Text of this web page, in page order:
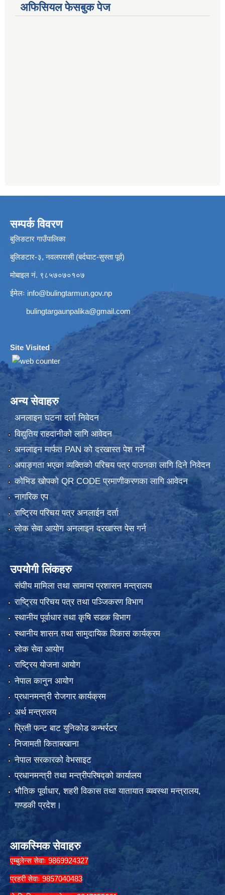
अफिसियल फेसबुक पेज
सम्पर्क विवरण
बुलिङटार गाउँपालिका
बुलिङटार-३, नवलपरासी (बर्दघाट-सुस्ता पूर्व)
मोबाइल नं. ९८५७०७०१०७
ईमेलः info@bulingtarmun.gov.np
bulingtargaunpalika@gmail.com
Site Visited:
अन्य सेवाहरु
अनलाइन घटना दर्ता निवेदन
विद्युतिय राहदानीको लागि आवेदन
अनलाइन मार्फत PAN को दरखास्त पेश गर्ने
अपाङ्गता भएका व्यक्तिको परिचय पत्र पाउनका लागि दिने निवेदन
कोभिड खोपको QR CODE प्रमाणीकरणका लागि आवेदन
नागरिक एप
राष्ट्रिय परिचय पत्र अनलाईन दर्ता
लोक सेवा आयोग अनलाइन दरखास्त पेस गर्न
उपयोगी लिंकहरु
संघीय मामिला तथा सामान्य प्रशासन मन्त्रालय
राष्ट्रिय परिचय पत्र तथा पञ्जिकरण विभाग
स्थानीय पूर्वाधार तथा कृषि सडक विभाग
स्थानीय शासन तथा सामुदायिक विकास कार्यक्रम
लोक सेवा आयोग
राष्ट्रिय योजना आयोग
नेपाल कानुन आयोग
प्रधानमन्त्री रोजगार कार्यक्रम
अर्थ मन्त्रालय
प्रिती फन्ट बाट युनिकोड कन्भर्रटर
निजामती किताबखाना
नेपाल सरकारको वेभसाइट
प्रधानमन्त्री तथा मन्त्रीपरिषद्को कार्यालय
भौतिक पूर्वाधार, शहरी विकास तथा यातायात व्यवस्था मन्त्रालय,
गण्डकी प्रदेश।
आकस्मिक सेवाहरु
एम्बुलेन्स सेवाः 9869924327
प्रहरी सेवाः 9857040483